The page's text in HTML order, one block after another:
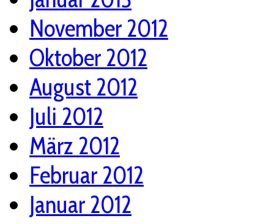
November 2012
Oktober 2012
August 2012
Juli 2012
März 2012
Februar 2012
Januar 2012